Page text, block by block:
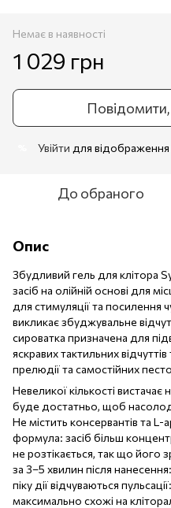
Немає в наявності
1 029 грн
Повідомити,
Увійти для
До обраного
Опис
Збудливий гель для клітора
засіб на олійній основі для
для стимуляції та
викликає збуджувальне
сироватка призначена для
яскравих тактильних
прелюдії та самостійних
Невеликої кількості
буде достатньо, щоб
Не містить консервантів та L-
формула: засіб більш
не розтікається, так що його
за 3–5 хвилин після
піку дії відчуваються
максимально схожі на